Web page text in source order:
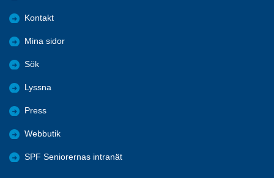
Kontakt
Mina sidor
Sök
Lyssna
Press
Webbutik
SPF Seniorernas intranät